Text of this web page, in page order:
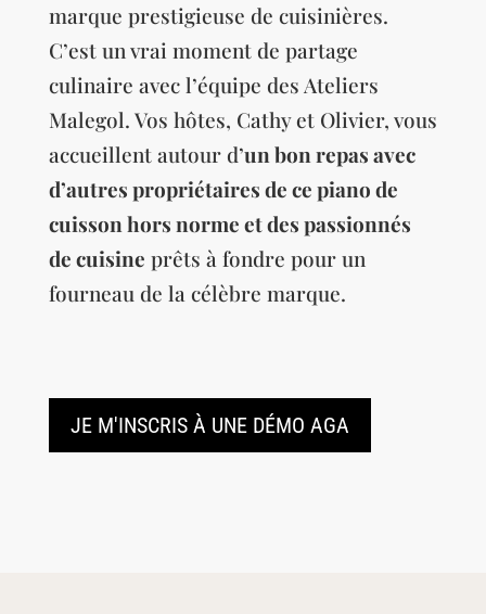
marque prestigieuse de cuisinières.
C’est un vrai moment de partage
culinaire avec l’équipe des Ateliers
Malegol. Vos hôtes, Cathy et Olivier, vous
accueillent autour d’un bon repas avec
d’autres propriétaires de ce piano de
cuisson hors norme et des passionnés
de cuisine prêts à fondre pour un
fourneau de la célèbre marque.
JE M'INSCRIS À UNE DÉMO AGA